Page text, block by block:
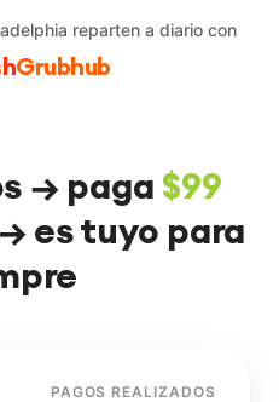
reparten a diario con
Grubhub
→ paga $99
→ es tuyo para
PAGOS REALIZADOS